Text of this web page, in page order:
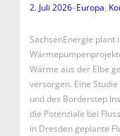
2. Juli 2026–Europa,
SachsenEnergie plant
Wärme aus der Elbe
versorgen. Eine
und des Borderstep
die Potenziale bei
in Dresden geplante